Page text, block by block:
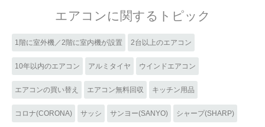
エアコンに関するトピック
1階に室外機／2階に室内機が設置 2台以上のエアコン
10年以内のエアコン アルミタイヤ ウインドエアコン
エアコンの買い替え エアコン無料回収 キッチン用品
コロナ(CORONA) サッシ サンヨー(SANYO) シャープ(SHARP)